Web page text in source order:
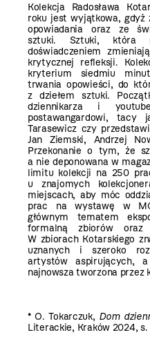
Kolekcja Radosława
roku jest wyjątkowa, gdyż
opowiadania oraz ze
sztuki. Sztuki, która
doświadczeniem
krytycznej refleksji.
kryterium siedmiu
trwania opowieści, do
z dziełem sztuki.
dziennikarza i
postawangardowi, tacy
Tarasewicz czy
Jan Ziemski, Andrzej
Przekonanie o tym, że
a nie deponowana w
limitu kolekcji na 250
u znajomych
miejscach, aby móc
prac na wystawę w
głównym tematem
formalną zbiorów oraz
W zbiorach Kotarskiego
uznanych i szeroko
artystów aspirujących,
najnowsza tworzona przez
* O. Tokarczuk, Dom
Literackie, Kraków 2024, s.